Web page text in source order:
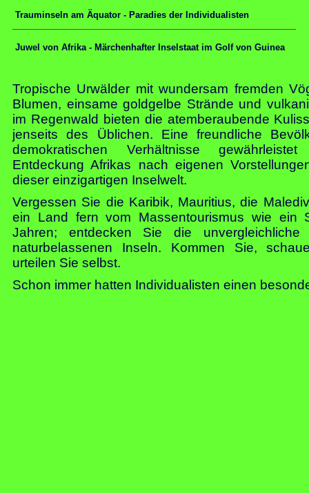
Trauminseln am Äquator - Paradies der Individualisten
Juwel von Afrika - Märchenhafter Inselstaat im Golf von Guinea
Tropische Urwälder mit wundersam fremden
Blumen, einsame goldgelbe Strände und
im Regenwald bieten die atemberaubende
jenseits des Üblichen. Eine freundliche
demokratischen Verhältnisse
Entdeckung Afrikas nach eigenen
dieser einzigartigen Inselwelt.
Vergessen Sie die Karibik, Mauritius, die
ein Land fern vom Massentourismus wie ein
Jahren; entdecken Sie die unvergleichliche
naturbelassenen Inseln. Kommen Sie,
urteilen Sie selbst.
Schon immer hatten Individualisten einen